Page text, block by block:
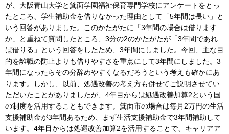
が、大阪青山大学と箕面学園福祉保育専門学校にアンケートをとっ
たところ、学生補助金を借りなかった理由として「5年間は長い」と
いう回答がありました。このかたがたに「3年間の場合は借ります
か」と重ねて質問したところ、3分の2のかたがたが「3年間であれ
ば借りる」という回答をしたため、3年間にしました。今回、主な目
的を離職の防止よりも借りやすさを重点にして3年間にしました。3
年間になったらその分辞めやすくなるだろうという考えも確かにあ
ります。しかし、以前、処遇改善の考え方も併せてご説明させてい
ただいたことがありましたが、4年目からは処遇改善加算2という国
の制度を活用することもできます。箕面市の場合は毎月2万円の生活
支援補助金が3年間あるため、まず生活支援補助金で3年間補助して
います。4年目からは処遇改善加算2を活用することで、キャリアア